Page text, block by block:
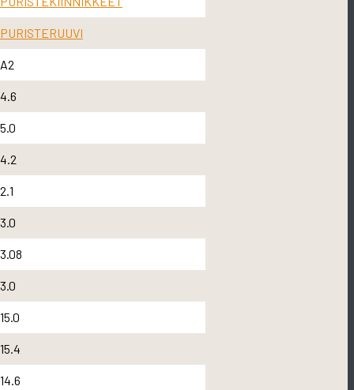
PURISTERUUVI
A2
4.6
5.0
4.2
2.1
3.0
3.08
3.0
15.0
15.4
14.6